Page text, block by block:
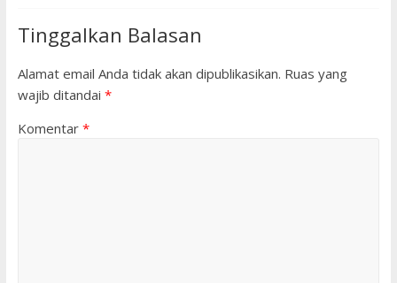
Tinggalkan Balasan
Alamat email Anda tidak akan dipublikasikan. Ruas yang
wajib ditandai *
Komentar *